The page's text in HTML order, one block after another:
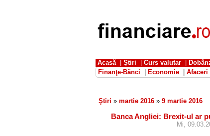
Acasă| Ştiri Curs valutar
Finanţe-Bănci
Economie Afaceri
Ştiri » martie 2016 » 9 martie 2016
Banca Angliei: Brexit-ul ar
Mi,